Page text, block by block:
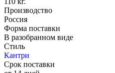
Производство
Россия
Форма поставки
В разобранном виде
Стиль
Кантри
Срок поставки